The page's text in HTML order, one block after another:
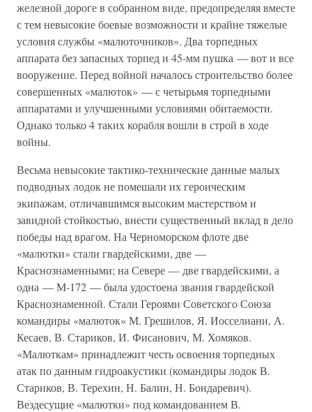
железной дороге в собранном виде, предопределяя вместе
с тем невысокие боевые возможности и крайне тяжелые
условия службы «малюточников». Два торпедных
аппарата без запасных торпед и 45-мм пушка — вот и все
вооружение. Перед войной началось строительство более
совершенных «малюток» — с четырьмя торпедными
аппаратами и улучшенными условиями обитаемости.
Однако только 4 таких корабля вошли в строй в ходе
войны.
Весьма невысокие тактико-технические данные малых
подводных лодок не помешали их героическим
экипажам, отличавшимся высоким мастерством и
завидной стойкостью, внести существенный вклад в дело
победы над врагом. На Черноморском флоте две
«малютки» стали гвардейскими, две —
Краснознаменными; на Севере — две гвардейскими, а
одна — М-172 — была удостоена звания гвардейской
Краснознаменной. Стали Героями Советского Союза
командиры «малюток» М. Грешилов, Я. Иосселиани, А.
Кесаев, В. Стариков, И. Фисанович, М. Хомяков.
«Малюткам» принадлежит честь освоения торпедных
атак по данным гидроакустики (командиры лодок В.
Стариков, В. Терехин, Н. Балин, Н. Бондаревич).
Вездесущие «малютки» под командованием В.